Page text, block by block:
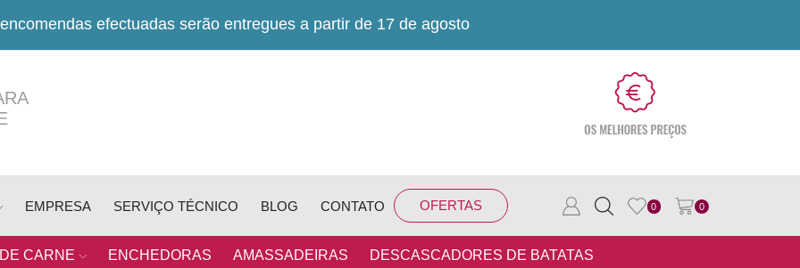
efectuadas serão entregues a partir de 17 de agosto
EMPRESA SERVIÇO TÉCNICO BLOG CONTATO OFERTAS 0 0
CARNE ENCHEDORAS AMASSADEIRAS DESCASCADORES DE BATATAS